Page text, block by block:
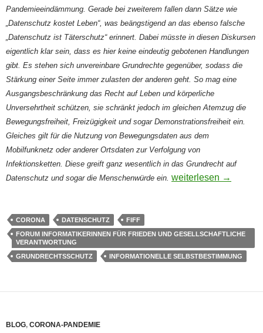
Pandemieeindämmung. Gerade bei zweiterem fallen dann Sätze wie
„Datenschutz kostet Leben“, was beängstigend an das ebenso falsche
„Datenschutz ist Täterschutz“ erinnert. Dabei müsste in diesen Diskursen
eigentlich klar sein, dass es hier keine eindeutig gebotenen Handlungen
gibt. Es stehen sich unvereinbare Grundrechte gegenüber, sodass die
Stärkung einer Seite immer zulasten der anderen geht. So mag eine
Ausgangsbeschränkung das Recht auf Leben und körperliche
Unversehrtheit schützen, sie schränkt jedoch im gleichen Atemzug die
Bewegungsfreiheit, Freizügigkeit und sogar Demonstrationsfreiheit ein.
Gleiches gilt für die Nutzung von Bewegungsdaten aus dem
Mobilfunknetz oder anderer Ortsdaten zur Verfolgung von
Infektionsketten. Diese greift ganz wesentlich in das Grundrecht auf
Datenschutz und sogar die Menschenwürde ein. weiterlesen →
CORONA DATENSCHUTZ
FIFF
FORUM INFORMATIKERINNEN FÜR FRIEDEN UND GESELLSCHAFTLICHE
VERANTWORTUNG
GRUNDRECHTSSCHUTZ
INFORMATIONELLE SELBSTBESTIMMUNG
BLOG, CORONA-PANDEMIE